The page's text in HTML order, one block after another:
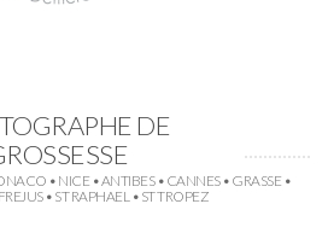
DE
• NICE • ANTIBES • CANNES • GRASSE •
• ST RAPHAEL • ST TROPEZ